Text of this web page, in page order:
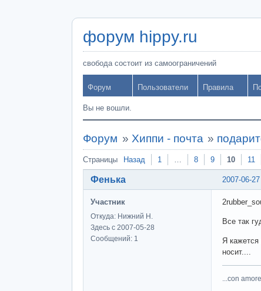
форум hippy.ru
свобода состоит из самоограничений
Форум Пользователи Правила
Вы не вошли.
Форум » Хиппи - почта »
Страницы Назад 1 … 8 9 10 11
2007-06-
Фенька
Участник
Откуда: Нижний Н.
Здесь с 2007-05-28
Сообщений: 1
Все так
Я
носит....
...con